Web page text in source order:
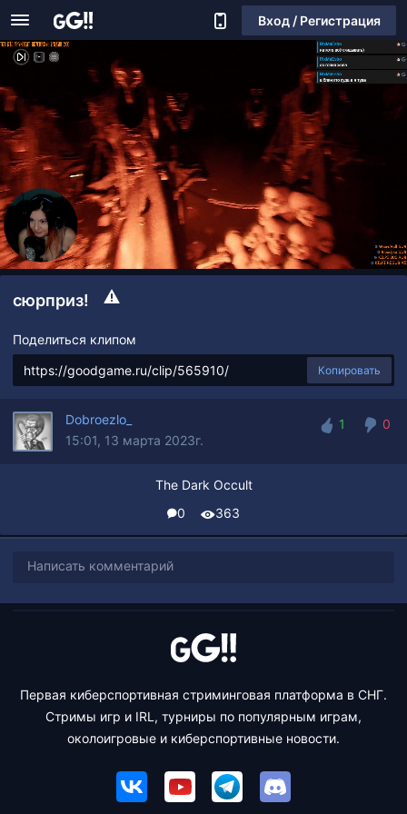
Вход / Регистрация
сюрприз!
Поделиться клипом
Копировать
Dobroezlo_
15:01, 13 марта 2023г.
1
0
The Dark Occult
0
363
Написать комментарий
Первая киберспортивная стриминговая платформа в СНГ.
Стримы игр и IRL, турниры по популярным играм,
околоигровые и киберспортивные новости.